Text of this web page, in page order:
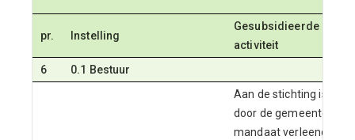
pr. Instelling
Gesubsidieerde
activiteit
6
0.1 Bestuur
Aan de stichting is
door de gemeente
mandaat verleend